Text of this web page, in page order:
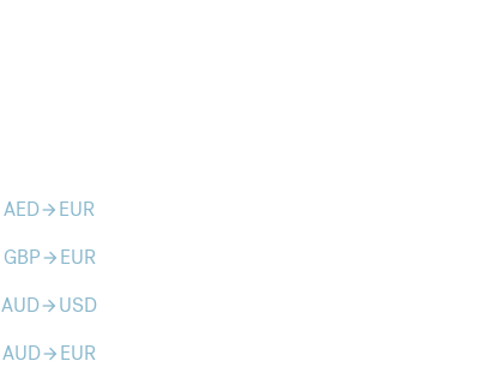
AEDarrow_forward EUR
GBParrow_forward EUR
AUDarrow_forward USD
AUDarrow_forward EUR